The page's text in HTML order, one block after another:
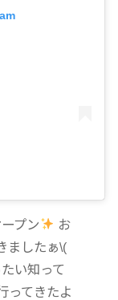
プン
お
ましたぁ\(
い知って
ってきたよ